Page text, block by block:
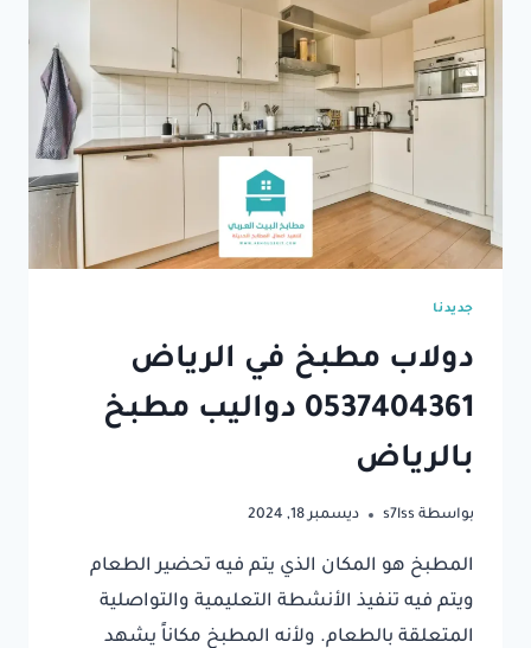
المطابخ
الرياض
جديدنا
دولاب مطبخ في الرياض
0537404361⁩ دواليب مطبخ
بالرياض
بواسطة s7lss ديسمبر 18, 2024
المطبخ هو المكان الذي يتم فيه تحضير الطعام
ويتم فيه تنفيذ الأنشطة التعليمية والتواصلية
المتعلقة بالطعام. ولأنه المطبخ مكاناً يشهد